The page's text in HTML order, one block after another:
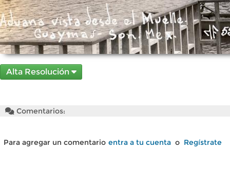
Alta Resolución
Comentarios:
Para agregar un comentario entra a tu cuenta o Regístrate